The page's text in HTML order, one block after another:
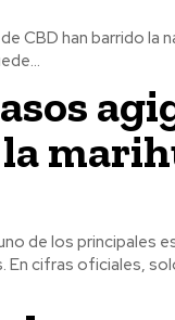
CBD han barrido la
de los principales
medicinal de los Estados Unidos. En